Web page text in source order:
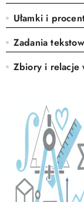
Ułamki i
Zadania
Zbiory i relacje